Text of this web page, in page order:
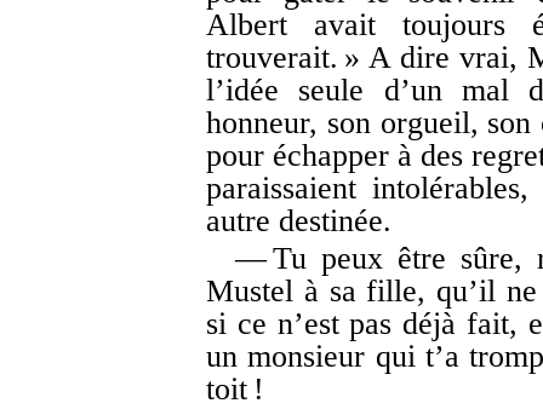
Albert avait toujours
trouverait. » A dire vrai,
l’idée seule d’un
honneur, son orgueil,
pour échapper à des
paraissaient
autre destinée.
— Tu peux être sûre,
Mustel à sa fille, qu’il
si ce n’est pas déjà fait,
un monsieur qui t’a
toit !